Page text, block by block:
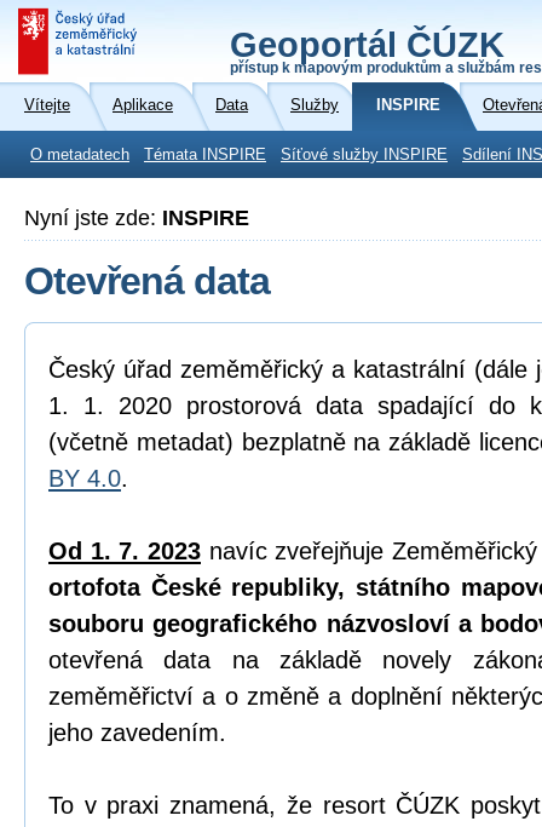
Geoportál ČÚZK
přístup k mapovým produktům a službám
Vítejte Aplikace Data Služby INSPIRE
O metadatech Témata INSPIRE Síťové služby INSPIRE Sdílení
Nyní jste zde: INSPIRE
Otevřená data
Český úřad zeměměřický a katastrální (dále
1. 1. 2020 prostorová data spadající do
(včetně metadat) bezplatně na základě
BY 4.0.
Od 1. 7. 2023 navíc zveřejňuje
ortofota České republiky, státního
souboru geografického názvosloví a
otevřená data na základě novely
zeměměřictví a o změně a doplnění
jeho zavedením.
To v praxi znamená, že resort ČÚZK